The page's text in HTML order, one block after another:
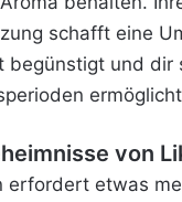
schafft eine
begünstigt und dir
von
erfordert etwas